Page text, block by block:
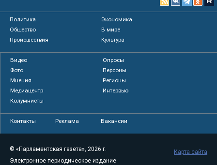
Политика
Экономика
Общество
В мире
Происшествия
Культура
Видео
Опросы
Фото
Персоны
Мнения
Регионы
Медиацентр
Интервью
Колумнисты
Контакты Реклама Вакансии
© «Парламентская газета», 2026 г.
Электронное периодическое издание
Карта сайта